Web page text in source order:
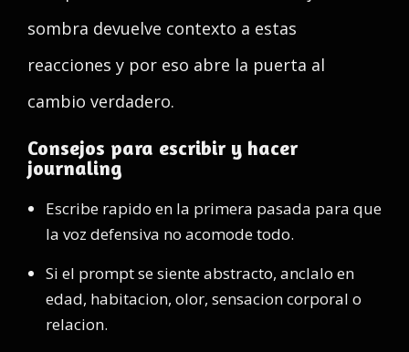
sombra devuelve contexto a estas
reacciones y por eso abre la puerta al
cambio verdadero.
Consejos para escribir y hacer
journaling
Escribe rapido en la primera pasada para que
la voz defensiva no acomode todo.
Si el prompt se siente abstracto, anclalo en
edad, habitacion, olor, sensacion corporal o
relacion.